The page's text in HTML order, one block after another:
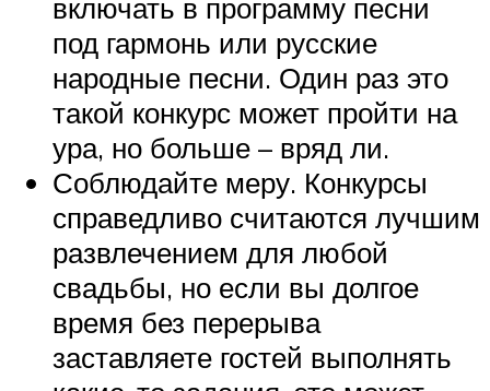
включать в программу песни
под гармонь или русские
народные песни. Один раз это
такой конкурс может пройти на
ура, но больше – вряд ли.
Соблюдайте меру. Конкурсы
справедливо считаются лучшим
развлечением для любой
свадьбы, но если вы долгое
время без перерыва
заставляете гостей выполнять